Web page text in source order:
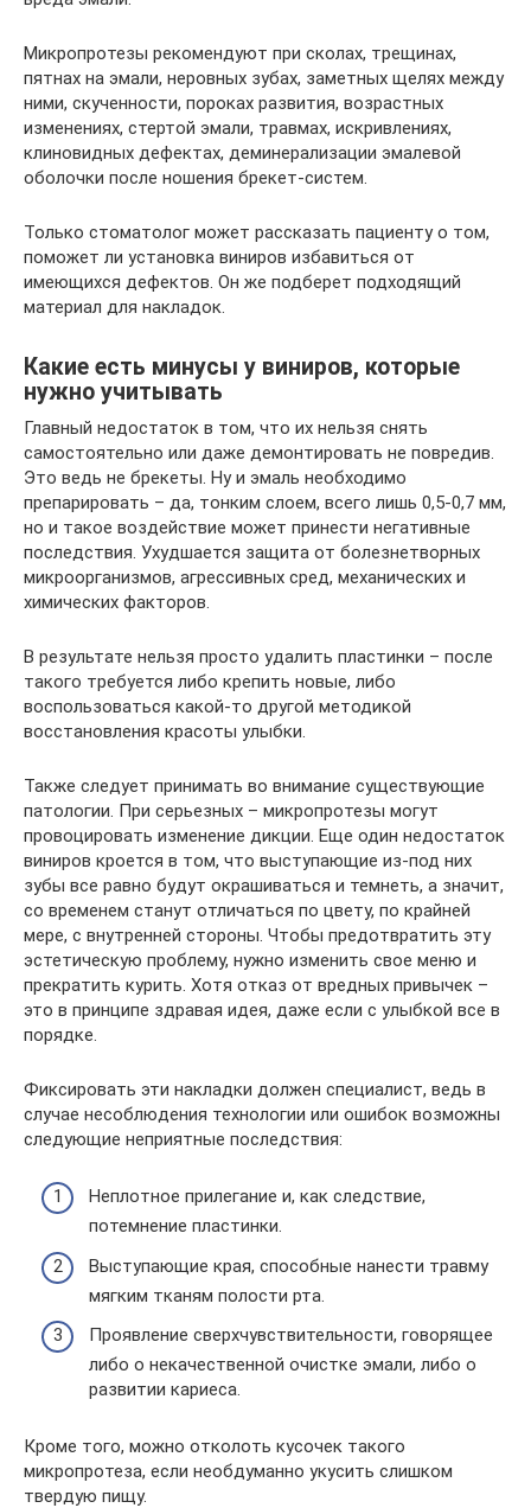
Микропротезы рекомендуют при сколах, трещинах,
пятнах на эмали, неровных зубах, заметных щелях между
ними, скученности, пороках развития, возрастных
изменениях, стертой эмали, травмах, искривлениях,
клиновидных дефектах, деминерализации эмалевой
оболочки после ношения брекет-систем.
Только стоматолог может рассказать пациенту о том,
поможет ли установка виниров избавиться от
имеющихся дефектов. Он же подберет подходящий
материал для накладок.
Какие есть минусы у виниров, которые
нужно учитывать
Главный недостаток в том, что их нельзя снять
самостоятельно или даже демонтировать не повредив.
Это ведь не брекеты. Ну и эмаль необходимо
препарировать – да, тонким слоем, всего лишь 0,5-0,7 мм,
но и такое воздействие может принести негативные
последствия. Ухудшается защита от болезнетворных
микроорганизмов, агрессивных сред, механических и
химических факторов.
В результате нельзя просто удалить пластинки – после
такого требуется либо крепить новые, либо
воспользоваться какой-то другой методикой
восстановления красоты улыбки.
Также следует принимать во внимание существующие
патологии. При серьезных – микропротезы могут
провоцировать изменение дикции. Еще один недостаток
виниров кроется в том, что выступающие из-под них
зубы все равно будут окрашиваться и темнеть, а значит,
со временем станут отличаться по цвету, по крайней
мере, с внутренней стороны. Чтобы предотвратить эту
эстетическую проблему, нужно изменить свое меню и
прекратить курить. Хотя отказ от вредных привычек –
это в принципе здравая идея, даже если с улыбкой все в
порядке.
Фиксировать эти накладки должен специалист, ведь в
случае несоблюдения технологии или ошибок возможны
следующие неприятные последствия:
Неплотное прилегание и, как следствие,
потемнение пластинки.
Выступающие края, способные нанести травму
мягким тканям полости рта.
Проявление сверхчувствительности, говорящее
либо о некачественной очистке эмали, либо о
развитии кариеса.
Кроме того, можно отколоть кусочек такого
микропротеза, если необдуманно укусить слишком
твердую пищу.